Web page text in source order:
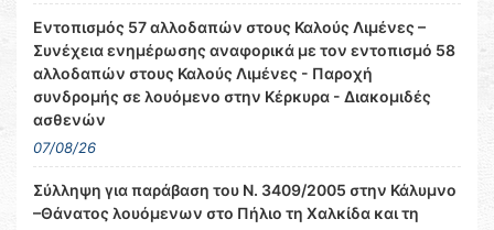
Εντοπισμός 57 αλλοδαπών στους Καλούς Λιμένες –
Συνέχεια ενημέρωσης αναφορικά με τον εντοπισμό 58
αλλοδαπών στους Καλούς Λιμένες - Παροχή
συνδρομής σε λουόμενο στην Κέρκυρα - Διακομιδές
ασθενών
07/08/26
Σύλληψη για παράβαση του Ν. 3409/2005 στην Κάλυμνο
–Θάνατος λουόμενων στο Πήλιο τη Χαλκίδα και τη